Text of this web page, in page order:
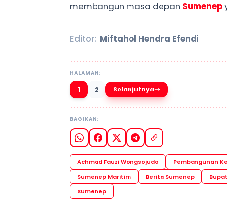
membangun masa depan Sumenep
Editor: Miftahol Hendra Efendi
HALAMAN:
1 2 Selanjutnya
BAGIKAN:
Achmad Fauzi Wongsojudo Pembangunan
Sumenep Maritim
Berita Sumenep
Sumenep